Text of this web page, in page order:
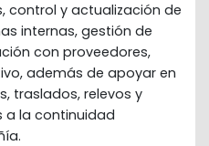
control y actualización de
internas, gestión de
con proveedores,
además de apoyar en
traslados, relevos y
a la continuidad